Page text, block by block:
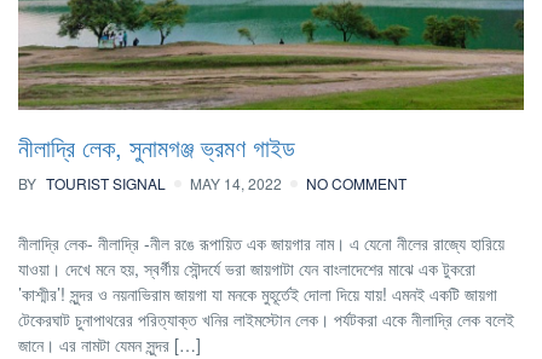
নীলাদ্রি লেক, সুনামগঞ্জ ভ্রমণ গাইড
BY TOURIST SIGNAL MAY 14, 2022 NO COMMENT
নীলাদ্রি লেক- নীলাদ্রি -নীল রঙে রূপায়িত এক জায়গার নাম। এ যেনো নীলের রাজ্যে হারিয়ে
যাওয়া। দেখে মনে হয়, স্বর্গীয় সৌন্দর্যে ভরা জায়গাটা যেন বাংলাদেশের মাঝে এক টুকরো
‌’কাশ্মীর’! সুন্দর ও নয়নাভিরাম জায়গা যা মনকে মুহূর্তেই দোলা দিয়ে যায়! এমনই একটি জায়গা
টেকেরঘাট চুনাপাথরের পরিত্যাক্ত খনির লাইমস্টোন লেক। পর্যটকরা একে নীলাদ্রি লেক বলেই
জানে। এর নামটা যেমন সুন্দর […]